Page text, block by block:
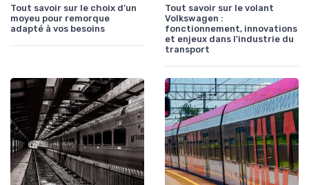
Tout savoir sur le choix d’un
moyeu pour remorque
adapté à vos besoins
Tout savoir sur le volant
Volkswagen :
fonctionnement, innovations
et enjeux dans l’industrie du
transport